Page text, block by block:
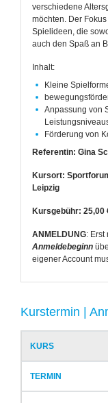
verschiedene
möchten. Der
Spielideen, die
auch den Spaß an
Inhalt:
Kleine
Anpassung von
Förderung von
Referentin: Gina
Kursort:
Leipzig
Kursgebühr: 25,00
ANMELDUNG: Erst
Anmeldebeginn
eigener Account
Kurstermin |
Kurs